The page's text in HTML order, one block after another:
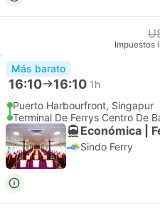
Impuestos
Más barato
16:10 16:10 1h
Puerto Harbourfront, Singapur
Terminal De Ferrys Centro De
Económica |
Sindo Ferry